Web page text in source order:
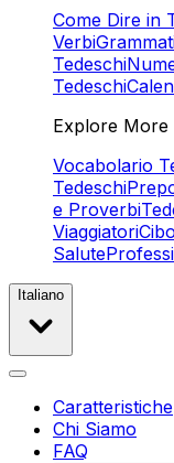
Come Dire in
Verbi
Tedeschi
Tedeschi
Explore More
Vocabolario
Tedeschi
e Proverbi
Viaggiatori
Salute
Italiano
Caratteristiche
Chi Siamo
FAQ